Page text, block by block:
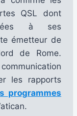
QSL dont
à ses
émetteur de
de Rome.
les rapports
programmes